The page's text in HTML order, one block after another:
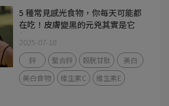
5 種常見感光食物，你每天可能都
在吃！皮膚變黑的元兇其實是它
們？
2025-07-18
鋅 螯合鋅 穀胱甘肽
美白
美白食物
維生素C 維生素E